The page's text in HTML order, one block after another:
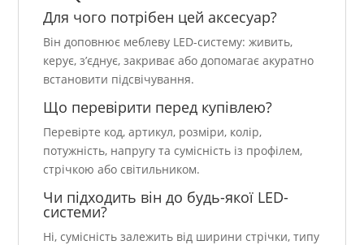
Для чого потрібен цей аксесуар?
Він доповнює меблеву LED-систему: живить,
керує, з’єднує, закриває або допомагає акуратно
встановити підсвічування.
Що перевірити перед купівлею?
Перевірте код, артикул, розміри, колір,
потужність, напругу та сумісність із профілем,
стрічкою або світильником.
Чи підходить він до будь-якої LED-
системи?
Ні, сумісність залежить від ширини стрічки, типу